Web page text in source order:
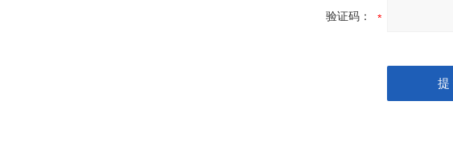
验证码：